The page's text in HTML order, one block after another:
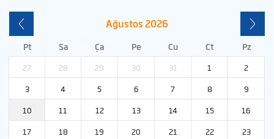
Ağustos2026
Pt Sa Ça Pe Cu Ct Pz
27 28 29 30 31 1
2
3
4 5 6 7 8
9
10
11 12 13 14 15
16
17
18 19 20 21 22
23